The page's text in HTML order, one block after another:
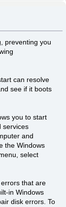
preventing you
can resolve
see if it boots
you to start
services
and
the Windows
select
that are
in Windows
disk errors. To